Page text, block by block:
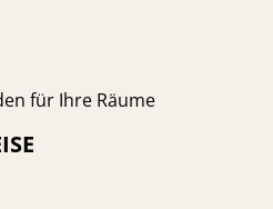
für Ihre Räume